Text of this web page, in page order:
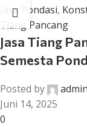
Jasa Pondasi,
Tiang Pancang
Jasa Tiang
Semesta
Posted by
admin
Juni 14, 2025
0